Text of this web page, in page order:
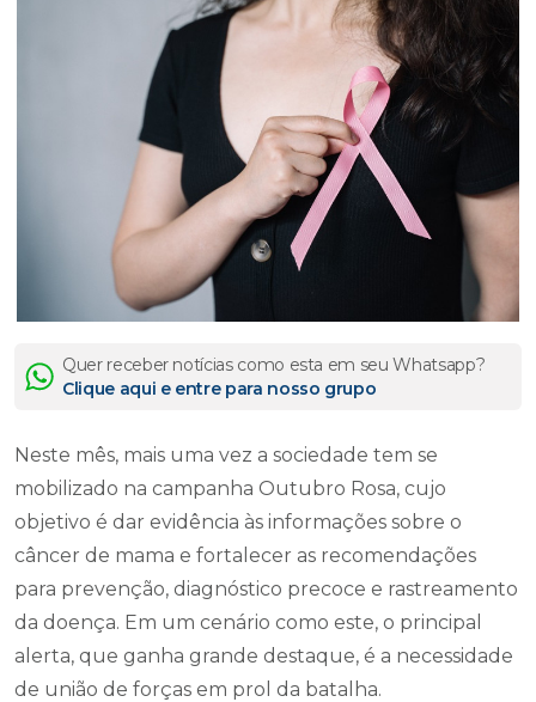
Quer receber notícias como esta em seu Whatsapp?
Clique aqui e entre para nosso grupo
Neste mês, mais uma vez a sociedade tem se
mobilizado na campanha Outubro Rosa, cujo
objetivo é dar evidência às informações sobre o
câncer de mama e fortalecer as recomendações
para prevenção, diagnóstico precoce e rastreamento
da doença. Em um cenário como este, o principal
alerta, que ganha grande destaque, é a necessidade
de união de forças em prol da batalha.